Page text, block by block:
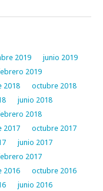
2019
junio 2019
2019
2018
octubre 2018
junio 2018
2018
2017
octubre 2017
junio 2017
2017
2016
octubre 2016
junio 2016